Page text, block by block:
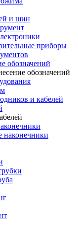
и шин
приборы
обозначений
обозначений
и кабелей
наконечники